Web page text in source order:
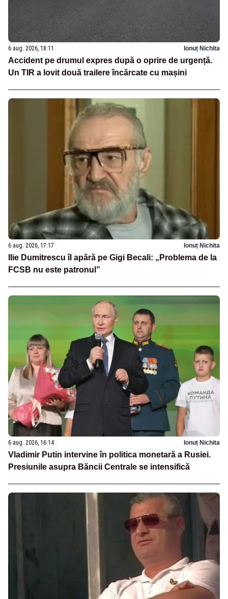
6 aug. 2026, 18:11 Ionuț Nichita
Accident pe drumul expres după o oprire de urgență.
Un TIR a lovit două trailere încărcate cu mașini
6 aug. 2026, 17:17 Ionuț Nichita
Ilie Dumitrescu îl apără pe Gigi Becali: „Problema de la
FCSB nu este patronul”
6 aug. 2026, 16:14 Ionuț Nichita
Vladimir Putin intervine în politica monetară a Rusiei.
Presiunile asupra Băncii Centrale se intensifică